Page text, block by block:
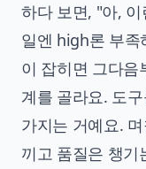
하다 보면, "아,
일엔 high론 부족
이 잡히면 그다음
계를 골라요. 도
가지는 거예요.
끼고 품질은 챙기